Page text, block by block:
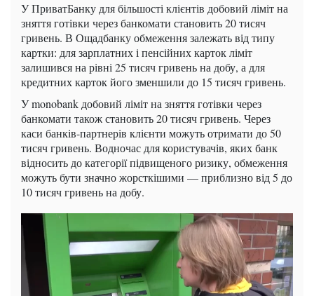
У ПриватБанку для більшості клієнтів добовий ліміт на
зняття готівки через банкомати становить 20 тисяч
гривень. В Ощадбанку обмеження залежать від типу
картки: для зарплатних і пенсійних карток ліміт
залишився на рівні 25 тисяч гривень на добу, а для
кредитних карток його зменшили до 15 тисяч гривень.
У monobank добовий ліміт на зняття готівки через
банкомати також становить 20 тисяч гривень. Через
каси банків-партнерів клієнти можуть отримати до 50
тисяч гривень. Водночас для користувачів, яких банк
відносить до категорії підвищеного ризику, обмеження
можуть бути значно жорсткішими — приблизно від 5 до
10 тисяч гривень на добу.